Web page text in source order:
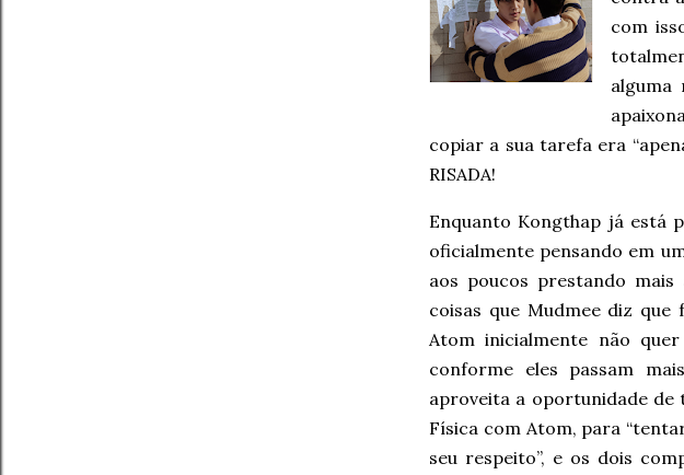
com
alguma
copiar a sua tarefa era
RISADA!
Enquanto Kongthap já está
oficialmente pensando em
aos poucos prestando
coisas que Mudmee diz
Atom inicialmente não
conforme eles passam
aproveita a oportunidade de
Física com Atom, para
seu respeito”, e os dois